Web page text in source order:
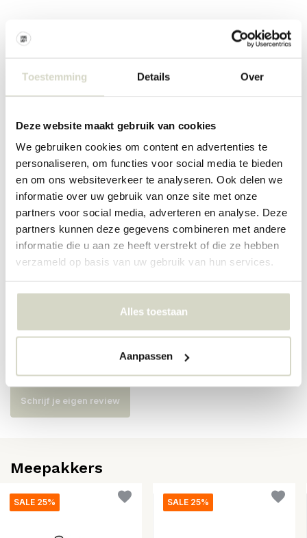
Toestemming Details Over
Deze website maakt gebruik van cookies
We gebruiken cookies om content en advertenties te
personaliseren, om functies voor social media te bieden
en om ons websiteverkeer te analyseren. Ook delen we
informatie over uw gebruik van onze site met onze
partners voor social media, adverteren en analyse. Deze
partners kunnen deze gegevens combineren met andere
informatie die u aan ze heeft verstrekt of die ze hebben
verzameld op basis van uw gebruik van hun services.
Alles toestaan
Aanpassen
De Nordal Ysia mokken hebben een ivoor kleur met een spikkel
patroon. Wordt geleverd in een set van 4 stuks. Beschikbaar in
Inhoud: 300ml
Kleur: ivoor
voor in de oven. Per item kunnen er verschillen zijn.
PRODUCTSPECIFICATIES
SKU 6571
Reviews
Schrijf je eigen review
Meepakkers
SALE 25% SALE 25%